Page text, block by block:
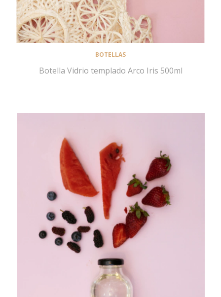
BOTELLAS
Botella Vidrio templado Arco Iris 500ml